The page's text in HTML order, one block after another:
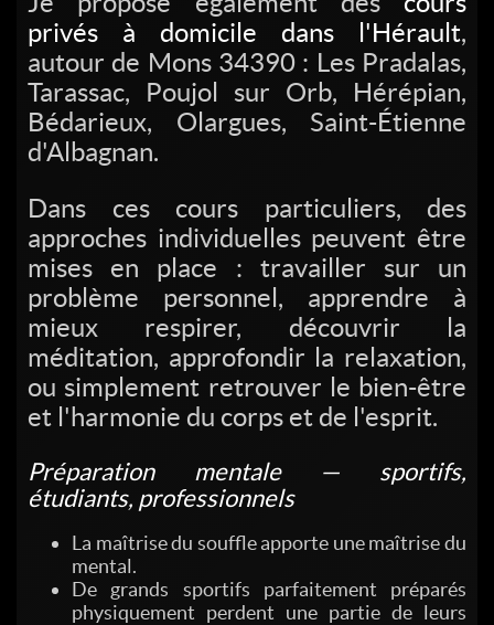
privés à domicile dans l'Hérault,
autour de Mons 34390 : Les Pradalas,
Tarassac, Poujol sur Orb, Hérépian,
Bédarieux, Olargues, Saint-Étienne
d'Albagnan.
Dans ces cours particuliers, des
approches individuelles peuvent être
mises en place : travailler sur un
problème personnel, apprendre à
mieux respirer, découvrir la
méditation, approfondir la relaxation,
ou simplement retrouver le bien-être
et l'harmonie du corps et de l'esprit.
Préparation mentale — sportifs,
étudiants, professionnels
La maîtrise du souffle apporte une maîtrise du
mental.
De grands sportifs parfaitement préparés
physiquement perdent une partie de leurs